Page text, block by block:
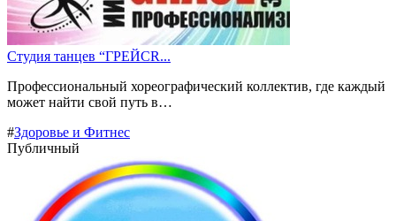
Студия танцев “ГРЕЙСR...
Профессиональный хореографический коллектив, где каждый
может найти свой путь в…
#Здоровье и Фитнес
Публичный